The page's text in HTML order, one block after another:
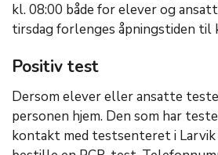
kl. 08:00 både for elever og
tirsdag forlenges åpningstiden til
Positiv test
Dersom elever eller ansatte
personen hjem. Den som har
kontakt med testsenteret i Larvik